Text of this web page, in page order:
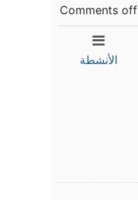
Comments off
الأنشطة